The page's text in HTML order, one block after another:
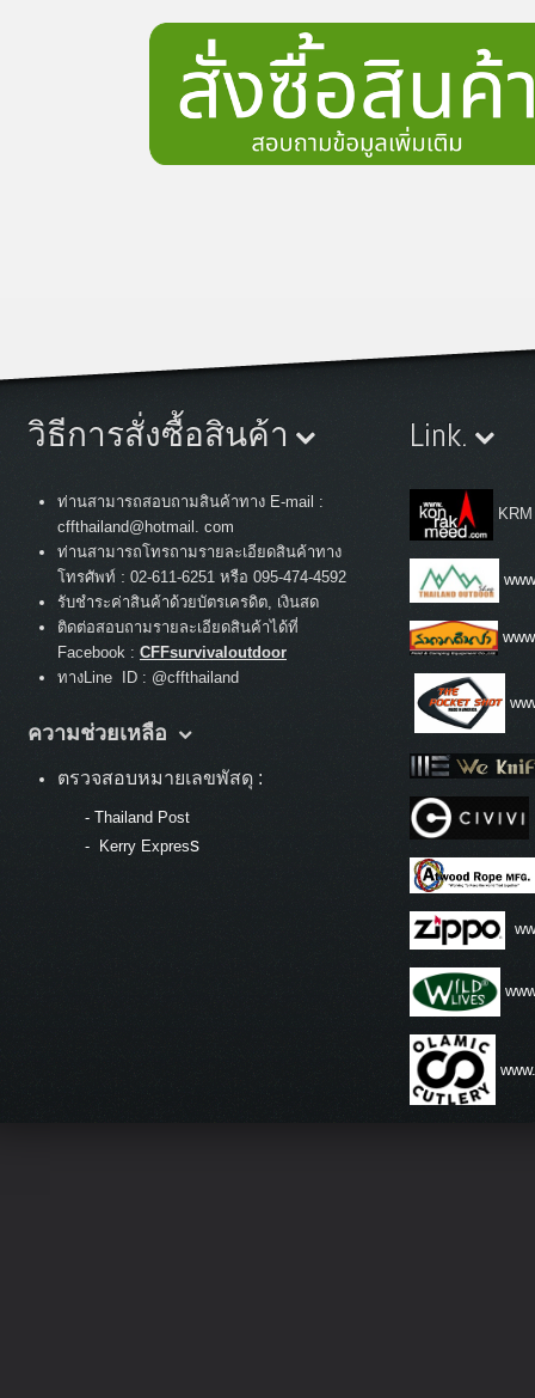
วิธีการสั่งซื้อสินค้า
ท่านสามารถสอบถามสินค้าทาง E-mail :
cffthailand@hotmail. com
ท่านสามารถโทรถามรายละเอียดสินค้าทาง
โทรศัพท์ : 02-611-6251 หรือ 095-474-4592
รับชำระค่าสินค้าด้วยบัตรเครดิต, เงินสด
ติดต่อสอบถามรายละเอียดสินค้าได้ที่
Facebook : CFFsurvivaloutdoor
ทางLine ID : @cffthailand
ความช่วยเหลือ
ตรวจสอบหมายเลขพัสดุ :
- Thailand Post
-
Kerry Express
Link.
KRM